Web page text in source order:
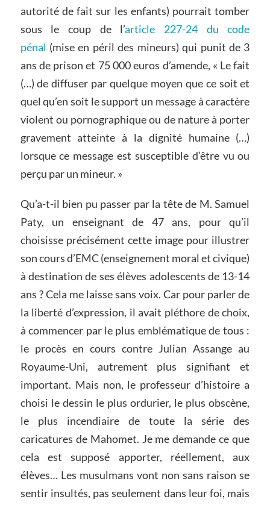
autorité de fait sur les enfants) pourrait tomber
sous le coup de l’article 227-24 du code
pénal (mise en péril des mineurs) qui punit de 3
ans de prison et 75 000 euros d’amende, « Le fait
(…) de diffuser par quelque moyen que ce soit et
quel qu’en soit le support un message à caractère
violent ou pornographique ou de nature à porter
gravement atteinte à la dignité humaine (…)
lorsque ce message est susceptible d’être vu ou
perçu par un mineur. »
Qu’a-t-il bien pu passer par la tête de M. Samuel
Paty, un enseignant de 47 ans, pour qu’il
choisisse précisément cette image pour illustrer
son cours d’EMC (enseignement moral et civique)
à destination de ses élèves adolescents de 13-14
ans ? Cela me laisse sans voix. Car pour parler de
la liberté d’expression, il avait pléthore de choix,
à commencer par le plus emblématique de tous :
le procès en cours contre Julian Assange au
Royaume-Uni, autrement plus signifiant et
important. Mais non, le professeur d’histoire a
choisi le dessin le plus ordurier, le plus obscène,
le plus incendiaire de toute la série des
caricatures de Mahomet. Je me demande ce que
cela est supposé apporter, réellement, aux
élèves… Les musulmans vont non sans raison se
sentir insultés, pas seulement dans leur foi, mais